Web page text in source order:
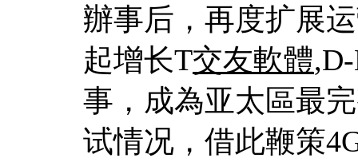
辦事后，再度扩展
起增长T交友軟體
事，成為亚太區最
试情况，借此鞭策